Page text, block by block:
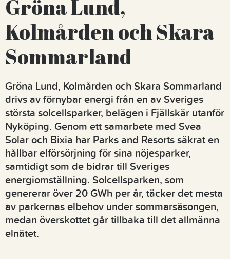
Gröna Lund,
Kolmården och Skara
Sommarland
Gröna Lund, Kolmården och Skara Sommarland
drivs av förnybar energi från en av Sveriges
största solcellsparker, belägen i Fjällskär utanför
Nyköping. Genom ett samarbete med Svea
Solar och Bixia har Parks and Resorts säkrat en
hållbar elförsörjning för sina nöjesparker,
samtidigt som de bidrar till Sveriges
energiomställning. Solcellsparken, som
genererar över 20 GWh per år, täcker det mesta
av parkernas elbehov under sommarsäsongen,
medan överskottet går tillbaka till det allmänna
elnätet.